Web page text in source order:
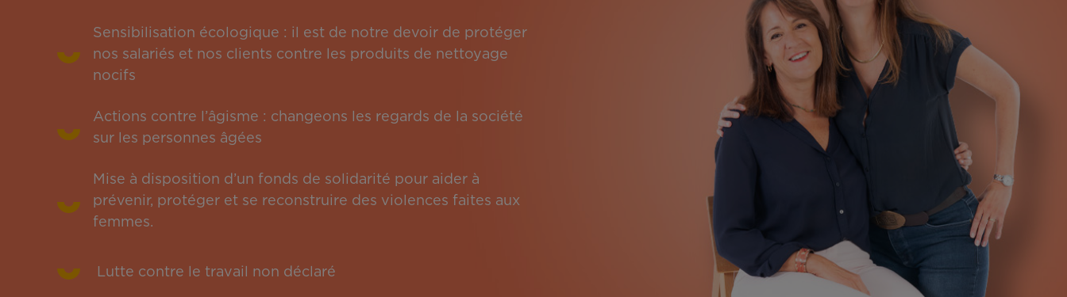
Sensibilisation écologique : il est de notre devoir de protéger
nos salariés et nos clients contre les produits de nettoyage
nocifs
Actions contre l’âgisme : changeons les regards de la société
sur les personnes âgées
Mise à disposition d’un fonds de solidarité pour aider à
prévenir, protéger et se reconstruire des violences faites aux
femmes.
Lutte contre le travail non déclaré